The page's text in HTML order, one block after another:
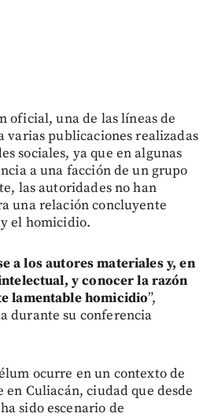
oficial, una de las líneas de
varias publicaciones realizadas
sociales, ya que en algunas
a una facción de un grupo
las autoridades no han
una relación concluyente
el homicidio.
a los autores materiales y, en
y conocer la razón
lamentable homicidio”,
durante su conferencia
ocurre en un contexto de
Culiacán, ciudad que desde
sido escenario de